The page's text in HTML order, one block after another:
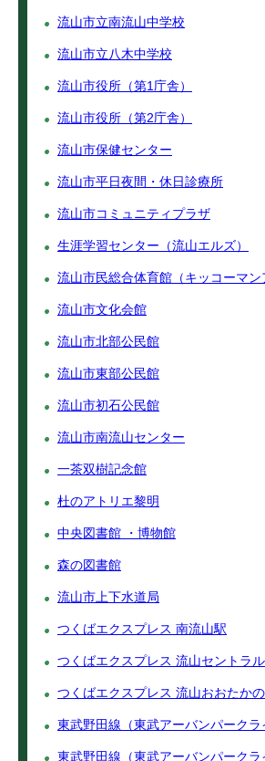
流山市立南流山中学校
流山市立八木中学校
流山市役所（第1庁舎）
流山市役所（第2庁舎）
流山市保健センター
流山市平日夜間・休日診療所
流山市コミュニティプラザ
生涯学習センター（流山エルズ）
流山市民総合体育館（キッコーマン
流山市文化会館
流山市北部公民館
流山市東部公民館
流山市初石公民館
流山市南流山センター
一茶双樹記念館
杜のアトリエ黎明
中央図書館 ・博物館
森の図書館
流山市上下水道局
つくばエクスプレス 南流山駅
つくばエクスプレス 流山セントラ
つくばエクスプレス 流山おおたか
東武野田線（東武アーバンパーク
東武野田線（東武アーバンパーク